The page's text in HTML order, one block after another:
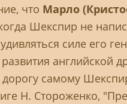
что Марло
Шекспир не
силе его
английской
дорогу самому
Н. Стороженко,